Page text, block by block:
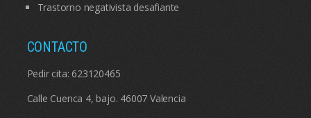
Trastorno negativista desafiante
CONTACTO
Pedir cita: 623120465
Calle Cuenca 4, bajo. 46007 Valencia